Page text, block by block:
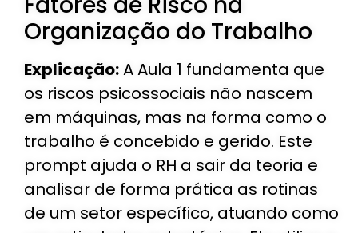
Organização do Trabalho
Explicação:A Aula 1 fundamenta que
os riscos psicossociais não nascem
em máquinas, mas na forma como o
trabalho é concebido e gerido. Este
prompt ajuda o RH a sair da teoria e
analisar de forma prática as rotinas
de um setor específico, atuando como